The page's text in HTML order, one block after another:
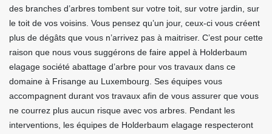
des branches d’arbres tombent sur votre toit, sur votre jardin, sur
le toit de vos voisins. Vous pensez qu’un jour, ceux-ci vous créent
plus de dégâts que vous n’arrivez pas à maitriser. C’est pour cette
raison que nous vous suggérons de faire appel à Holderbaum
elagage société abattage d’arbre pour vos travaux dans ce
domaine à Frisange au Luxembourg. Ses équipes vous
accompagnent durant vos travaux afin de vous assurer que vous
ne courrez plus aucun risque avec vos arbres. Pendant les
interventions, les équipes de Holderbaum elagage respecteront